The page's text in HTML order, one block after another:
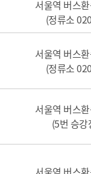
서울역 버스
(정류소
서울역 버스
(정류소
서울역 버스
(5번 승강